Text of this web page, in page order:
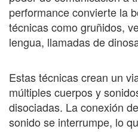
performance convierte la
técnicas como gruñidos,
lengua, llamadas de
Estas técnicas crean un
múltiples cuerpos y
disociadas. La conexión
sonido se interrumpe, lo